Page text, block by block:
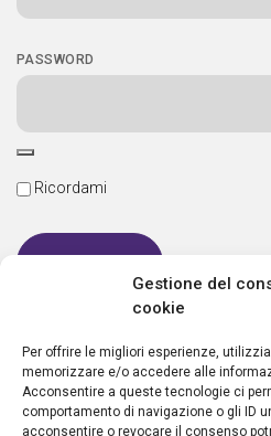
Gestione del
cookie
Per offrire le migliori esperienze,
memorizzare e/o accedere alle
Acconsentire a queste tecnologie ci
comportamento di navigazione o gli ID
acconsentire o revocare il consenso
PASSWORD
Ricordami
Nuovo utente?Crea un account